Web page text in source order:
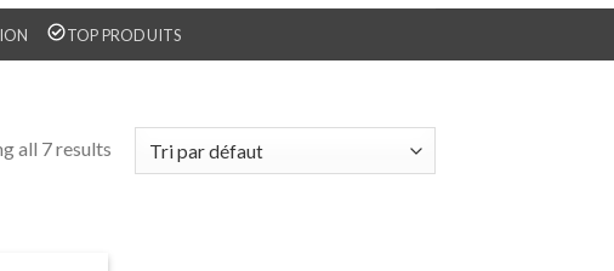
TOP PRODUITS
all 7 results